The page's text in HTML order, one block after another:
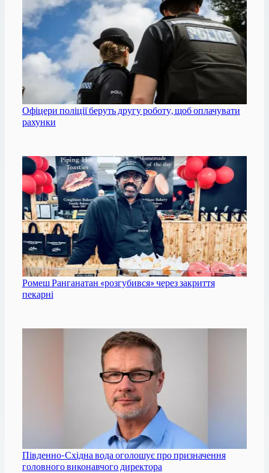
Офіцери поліції беруть другу роботу, щоб оплачувати
рахунки
Ромеш Ранганатан «розгубився» через закриття
пекарні
Південно-Східна вода оголошує про призначення
головного виконавчого директора